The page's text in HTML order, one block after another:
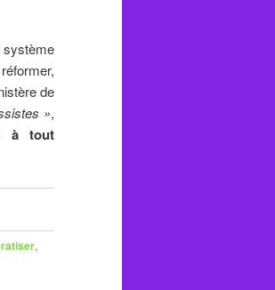
système
de
»,
à tout
,